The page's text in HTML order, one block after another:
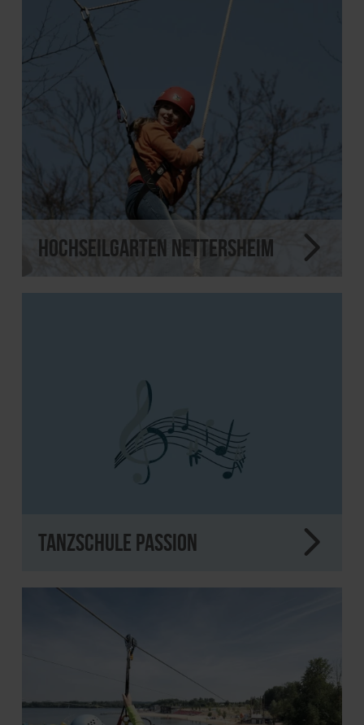
Hochseilgarten Nettersheim
Tanzschule Passion